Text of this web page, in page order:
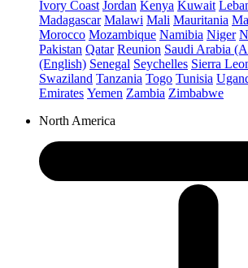
Ivory Coast Jordan Kenya Kuwait
Madagascar Malawi Mali Mauritania
Morocco Mozambique Namibia Niger
Pakistan Qatar Reunion Saudi Arabia
(English) Senegal Seychelles Sierra
Swaziland Tanzania Togo Tunisia
Emirates Yemen Zambia Zimbabwe
North America